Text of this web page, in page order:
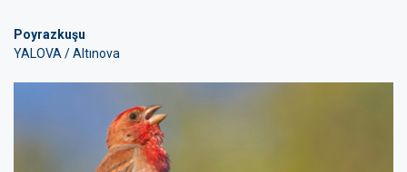
Poyrazkuşu
YALOVA / Altınova